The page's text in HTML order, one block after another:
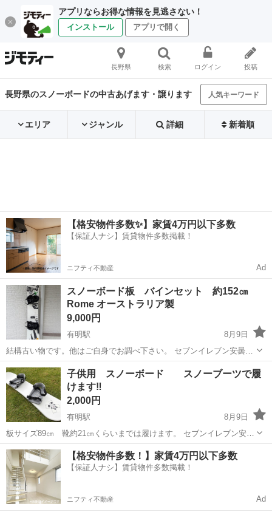
アプリならお得な情報を見逃さない！
インストール アプリで開く
長野県 検索 ログイン 投稿
長野県のスノーボードの中古あげます・譲ります 人気キーワード
エリア ジャンル 詳細 新着順
【格安物件多数✨】家賃4万円以下多数
【保証人ナシ】賃貸物件多数掲載！
ニフティ不動産 Ad
スノーボード板 バインセット 約152㎝
Rome オーストラリア製
9,000円
有明駅
8月9日
結構古い物です。他はご自身でお調べ下さい。 セブンイレブン安曇野
北穂高店で待ち合わせです。
長野 安曇野市 有明駅 スノーボード
子供用 スノーボード スノーブーツで履
けます‼️
2,000円
有明駅
8月9日
板サイズ89㎝ 靴約21㎝くらいまでは履けます。 セブンイレブン安曇
野北穂高店で待ち合わせです。
長野 安曇野市 有明駅 スノーボード
【格安物件多数！】家賃4万円以下多数
【保証人ナシ】賃貸物件多数掲載！
ニフティ不動産 Ad